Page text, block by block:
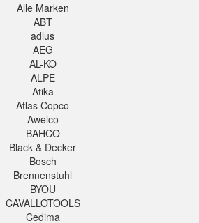
Alle Marken
ABT
adlus
AEG
AL-KO
ALPE
Atika
Atlas Copco
Awelco
BAHCO
Black & Decker
Bosch
Brennenstuhl
BYOU
CAVALLOTOOLS
Cedima